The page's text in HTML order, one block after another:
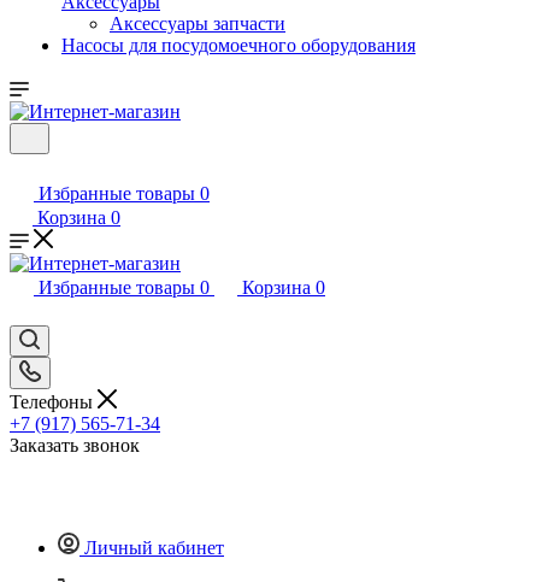
Аксессуары запчасти
Насосы для посудомоечного оборудования
Избранные товары 0
Корзина 0
Избранные товары 0 Корзина 0
Телефоны
+7 (917) 565-71-34
Заказать звонок
Личный кабинет